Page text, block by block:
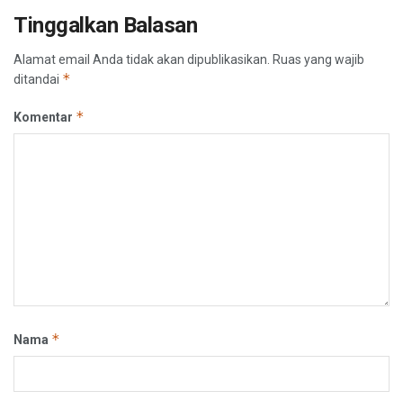
Tinggalkan Balasan
Alamat email Anda tidak akan dipublikasikan. Ruas yang wajib
ditandai *
Komentar *
Nama *